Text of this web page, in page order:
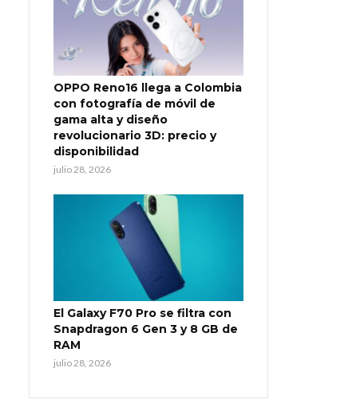
OPPO Reno16 llega a Colombia
con fotografía de móvil de
gama alta y diseño
revolucionario 3D: precio y
disponibilidad
julio 28, 2026
El Galaxy F70 Pro se filtra con
Snapdragon 6 Gen 3 y 8 GB de
RAM
julio 28, 2026